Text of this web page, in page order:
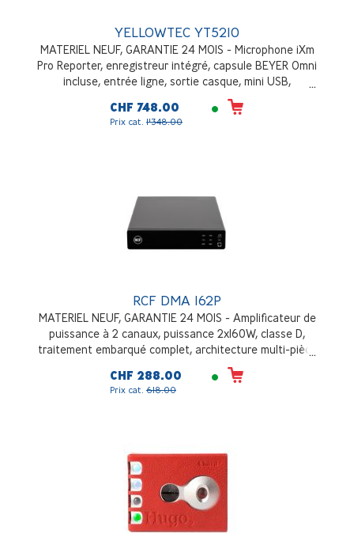
YELLOWTEC YT5210
MATERIEL NEUF, GARANTIE 24 MOIS - Microphone iXm
Pro Reporter, enregistreur intégré, capsule BEYER Omni
incluse, entrée ligne, sortie casque, mini USB,
accumulateur Li-Ion, compartiment pour 3 piles AA.
Carte SD WiFi de 8 Go, pochette et bonnette inclus.
CHF 748.00
Prix cat. 1'348.00
RCF DMA 162P
MATERIEL NEUF, GARANTIE 24 MOIS - Amplificateur de
puissance à 2 canaux, puissance 2x160W, classe D,
traitement embarqué complet, architecture multi-pièce
flexible et évolutive, installation en desktop ou en rack
CHF 288.00
Prix cat. 618.00